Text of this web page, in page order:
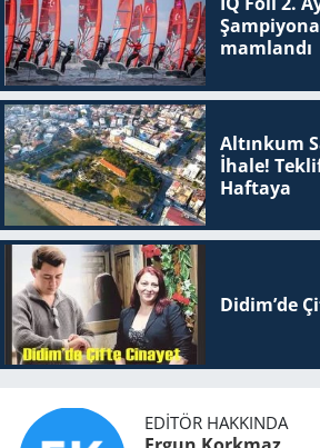
mam­lan­dı
Altınkum
İhale!
Haftaya
Didim’de
EDITÖR HAKKINDA